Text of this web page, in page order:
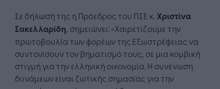
Σε δήλωσή της η Πρόεδρος του ΠΣΕ κ. Χριστίνα
Σακελλαρίδη, σημειώνει: «Χαιρετίζουμε την
πρωτοβουλία των φορέων της Εξωστρέφειας να
συντονίσουν τον βηματισμό τους, σε μια κομβική
στιγμή για την ελληνική οικονομία. Η συνένωση
δυνάμεων είναι ζωτικής σημασίας για την